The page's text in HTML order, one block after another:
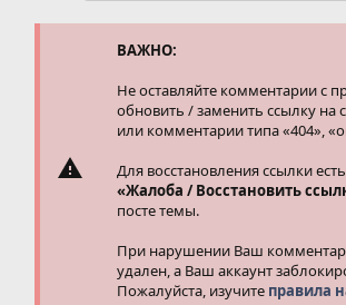
ВАЖНО:
Не оставляйте комментарии с
обновить / заменить ссылку на
или комментарии типа «404»,
Для восстановления ссылки
«Жалоба / Восстановить
посте темы.
При нарушении Ваш
удален, а Ваш аккаунт
Пожалуйста, изучите правила